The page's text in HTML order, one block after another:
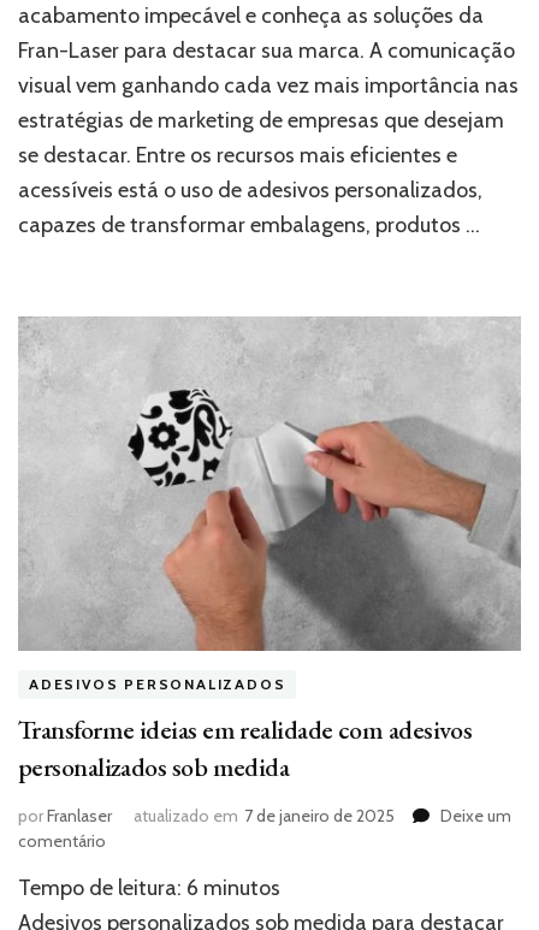
com
acabamento
impecável
acabamento impecável e conheça as soluções da
Fran-Laser para destacar sua marca. A comunicação
visual vem ganhando cada vez mais importância nas
estratégias de marketing de empresas que desejam
se destacar. Entre os recursos mais eficientes e
acessíveis está o uso de adesivos personalizados,
capazes de transformar embalagens, produtos …
ADESIVOS PERSONALIZADOS
Transforme ideias em realidade com adesivos
personalizados sob medida
porFranlaser atualizado em 7 de janeiro de 2025
Deixe um
comentário
ideias
em
Tempo de leitura: 6 minutos
Adesivos personalizados sob medida para destacar